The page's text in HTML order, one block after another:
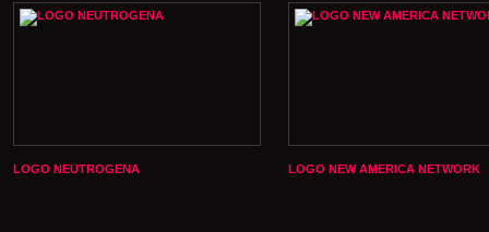
LOGO NEUTROGENA LOGO NEW AMERICA NETWORK